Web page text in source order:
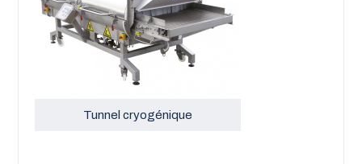
Tunnel cryogénique